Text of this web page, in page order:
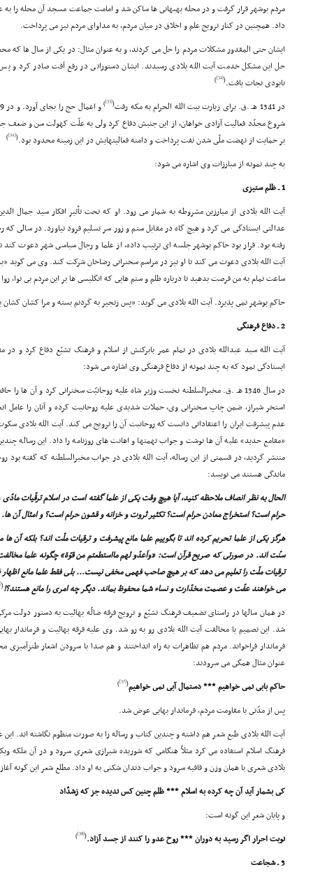
مردم بوشهر قرار گرفت و در محله بهبهانى ها ساکن شد و امامت جماعت مسجد آن محله را
داد. همچنین در کنار ترویج علم و اخلاق در میان مردم، به مداواى مردم نیز مى پرداخت.
ایشان حتى المقدور مشکلات مردم را حل مى کردند، و به عنوان مثال: در یکى از سال ها که
حل این مشکل خدمت آیت الله بلادى رسیدند. ایشان دستوراتى در رفع آفت صادر کرد و
نابودى نجات یافت.(
[32]
)
در 1341 هـ .ق. براى زیارت بیت الله الحرام به مکه رفت (
[33]
)
شروع مجدّد فعالیت آزادى خواهان، از این جنبش دفاع کرد ولى به علّت کهولت سن و ضعف
بر حمایت از نهضت ملّى شدن نفت پرداخت و دامنه فعالیتهایش در این زمینه محدود بود.(
[34]
)
به چند نمونه از مبارزات وى اشاره مى شود:
1 ـ ظلم ستیزى
آیت الله بلادى از مبارزین مشروطه به شمار مى رود. او که تحت تأثیر افکار سید جمال
عدالتى ایستادگى مى کرد و هیچ گاه در مقابل ستم و زور سر تسلیم فرود نیاورد. در سالى
رفته بود. قرار بود حاکم بوشهر جلسه اى ترتیب داده، از علما و رجال سیاسى شهر دعوت کند
آیت الله بلادى دعوت مى کند تا او نیز در مراسم سخنرانى رضاخان شرکت کند. وى مى گوید
ساعت تمام به من فرصت بدهید تا درباره ظلم و ستم هایى که انگلیسى ها بر این مردم بى نوا،
حاکم بوشهر نمى پذیرد. آیت الله بلادى مى گوید: «پس زنجیر به گردنم بسته و مرا کشان کشان
2 ـ دفاع فرهنگى
آیت الله سید عبدالله بلادى در تمام عمر بابرکتش از اسلام و فرهنگ تشیّع دفاع کرد و
ایستادگى نمود که به چند نمونه از دفاع فرهنگى وى اشاره مى شود:
در سال 1346 هـ .ق. مخبرالسلطنه نخست وزیر شاه علیه روحانیّت سخنرانى کرد و آن ها
استخر شیراز، ضمن چاپ سخنرانى وى، حملات شدیدى علیه روحانیت کرده و آنان را عامل
عدم پیشرفت ایران را اعتقاداتى دانست که روحانیت آن را ترویج مى کند. آیت الله بلادى
«مقامع حدید» علیه آن ها نوشت و جواب تهمتها و اهانت هاى روزنامه را داد. این رساله
منتشر گردید، در قسمتى از این رساله، آیت الله بلادى در جواب مخبرالسلطنه که گفته بود
ماندگى هستند مى نویسد:
الحال به نظر انصاف ملاحظه کنید، آیا هیچ وقت یکى از علما گفته است در اسلام ترقّیات
حرام است؟ استخراج معادن حرام است؟ تکثیر ثروت و خزانه و قشون حرام است؟ و امثال آن ها.
هرگز یکى از علما تحریم کرده اند تا بگوییم علما مانع پیشرفت و ترقیات ملّت اند؟ بلکه
سنّت اند. در صورتى که صریح قرآن است: «واَعدّو لهم مااستطعتم من قوّة» چگونه علما
ترقیات ملّت را تعلیم مى دهد که بر هیچ صاحب فهمى مخفى نیست... بلى فقط علما مانع
مى خواهند عفّت و عصمت مخدّارت و نساء شما محفوظ بماند. دیگر چه امرى را مانع هستند؟!(
[36]
در همان سالها در راستاى تضعیف فرهنگ تشیّع و ترویج فرقه ضالّه بهائیت به دستور دولت
شد. این تصمیم با مخالفت آیت الله بلادى رو به رو شد. وى علیه فرقه بهائیت و فرماندار
فرماندار فراخواند. مردم هم تظاهرات به راه انداختند و هم صدا با سرودن اشعار طنزآمیزى
عنوان مثال همگى مى سرودند:
حاکم بابى نمى خواهیم *** دستمال آبى نمى خواهیم(
[37]
)
پس از مدّتى با مقاومت مردم، فرماندار بهایى عوض شد.
آیت الله بلادى طبع شعر هم داشته و چندین کتاب و رساله را به صورت منظوم نگاشته اند. این
فرهنگ اسلام استفاده مى کرد مثلاً هنگامى که شوریده شیرازى شعرى سرود و در آن ملکه
بلادى شعرى با همان وزن و قافیه سرود و جواب دندان شکنى به او داد. مطلع شعر این گونه
کى بشمار آید آن چه کرده به اسلام *** ظلم چنین کس ندیده جز که زشدّاد
و پایان شعر این گونه است:
نوبت احرار اگر رسید به دوران *** روح عدو را کنند از جسد آزاد.(
[38]
)
3 ـ شجاعت